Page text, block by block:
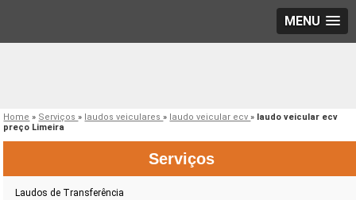
MENU
Home » Serviços» laudos veiculares» laudo veicular ecv» laudo veicular ecv
preço Limeira
Serviços
Laudos de Transferência